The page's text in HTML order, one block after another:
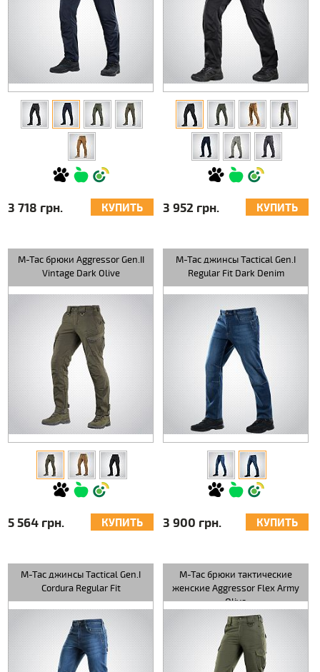
3 718 грн. КУПИТЬ 3 952 грн. КУПИТЬ
M-Tac брюки Aggressor Gen.II
Vintage Dark Olive
5 564 грн. КУПИТЬ
M-Tac джинсы Tactical Gen.I
Regular Fit Dark Denim
3 900 грн. КУПИТЬ
M-Tac джинсы Tactical Gen.I
Cordura Regular Fit
M-Tac брюки тактические
женские Aggressor Flex Army
Olive